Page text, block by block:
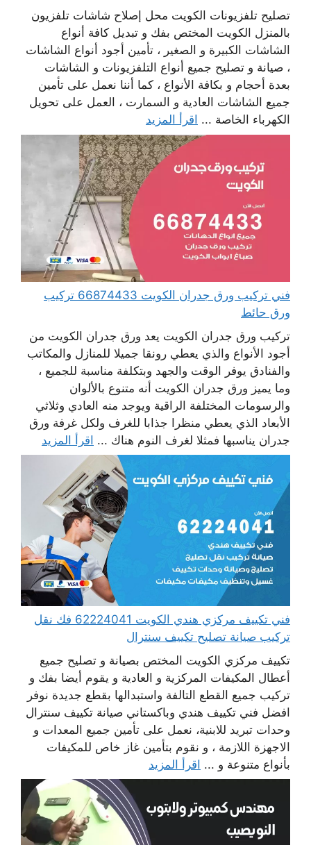
تصليح تلفزيونات الكويت محل إصلاح شاشات تلفزيون
بالمنزل الكويت المختص بفك و تبديل كافة أنواع
الشاشات الكبيرة و الصغير ، تأمين أجود أنواع الشاشات
، صيانة و تصليح جميع أنواع التلفزيونات و الشاشات
بعدة أحجام و بكافة الأنواع ، كما أننا نعمل على تأمين
جميع الشاشات العادية و السمارت ، العمل على تحويل
الكهرباء الخاصة ... اقرأ المزيد
فني تركيب ورق جدران الكويت 66874433 تركيب
ورق حائط
تركيب ورق جدران الكويت يعد ورق جدران الكويت من
أجود الأنواع والذي يعطي رونقا جميلا للمنازل والمكاتب
والفنادق يوفر الوقت والجهد وبتكلفة مناسبة للجميع ،
وما يميز ورق جدران الكويت أنه متنوع بالألوان
والرسومات المختلفة الراقية ويوجد منه العادي وثلاثي
الأبعاد الذي يعطي منظرا جذابا للغرف ولكل غرفة ورق
جدران يناسبها فمثلا لغرف النوم هناك ... اقرأ المزيد
فني تكييف مركزي هندي الكويت 62224041 فك نقل
تركيب صيانة تصليح تكييف سنترال
تكييف مركزي الكويت المختص بصيانة و تصليح جميع
أعطال المكيفات المركزية و العادية و يقوم أيضا بفك و
تركيب جميع القطع التالفة واستبدالها بقطع جديدة نوفر
افضل فني تكييف هندي وباكستاني صيانة تكييف سنترال
وحدات تبريد للابنية، نعمل على تأمين جميع المعدات و
الاجهزة اللازمة ، و نقوم بتأمين غاز خاص للمكيفات
بأنواع متنوعة و ... اقرأ المزيد